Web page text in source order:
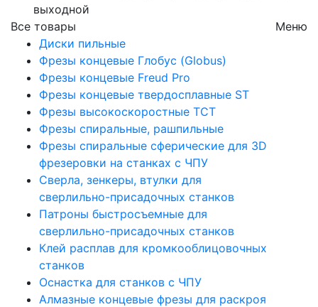
выходной
Все товары
Диски пильные
Фрезы концевые Глобус (Globus)
Фрезы концевые Freud Pro
Фрезы концевые твердосплавные ST
Фрезы высокоскоростные ТСТ
Фрезы спиральные, рашпильные
Фрезы спиральные сферические для 3D
фрезеровки на станках с ЧПУ
Сверла, зенкеры, втулки для
сверлильно-присадочных станков
Патроны быстросъемные для
сверлильно-присадочных станков
Клей расплав для кромкооблицовочных
станков
Оснастка для станков с ЧПУ
Алмазные концевые фрезы для раскроя
Меню